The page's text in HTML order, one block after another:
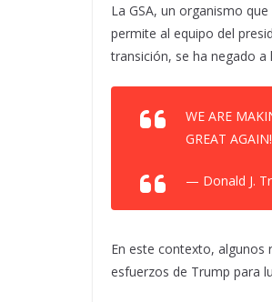
La GSA, un organismo
permite al equipo del
transición, se ha negado
WE ARE
GREAT AGAIN!
— Donald J.
En este contexto, algunos
esfuerzos de Trump para